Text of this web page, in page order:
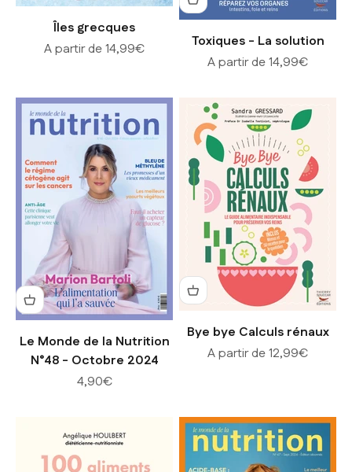
Îles grecques
Prix de vente
A partir de 14,99€
Toxiques - La solution
Prix de vente
A partir de 14,99€
Le Monde de la Nutrition
N°48 - Octobre 2024
Prix de vente
4,90€
Bye bye Calculs rénaux
Prix de vente
A partir de 12,99€